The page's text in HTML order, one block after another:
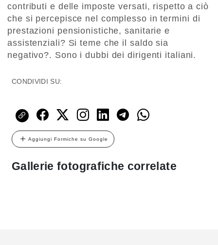
contributi e delle imposte versati, rispetto a ciò
che si percepisce nel complesso in termini di
prestazioni pensionistiche, sanitarie e
assistenziali? Si teme che il saldo sia
negativo?. Sono i dubbi dei dirigenti italiani.
CONDIVIDI SU:
Aggiungi Formiche su Google
Gallerie fotografiche correlate